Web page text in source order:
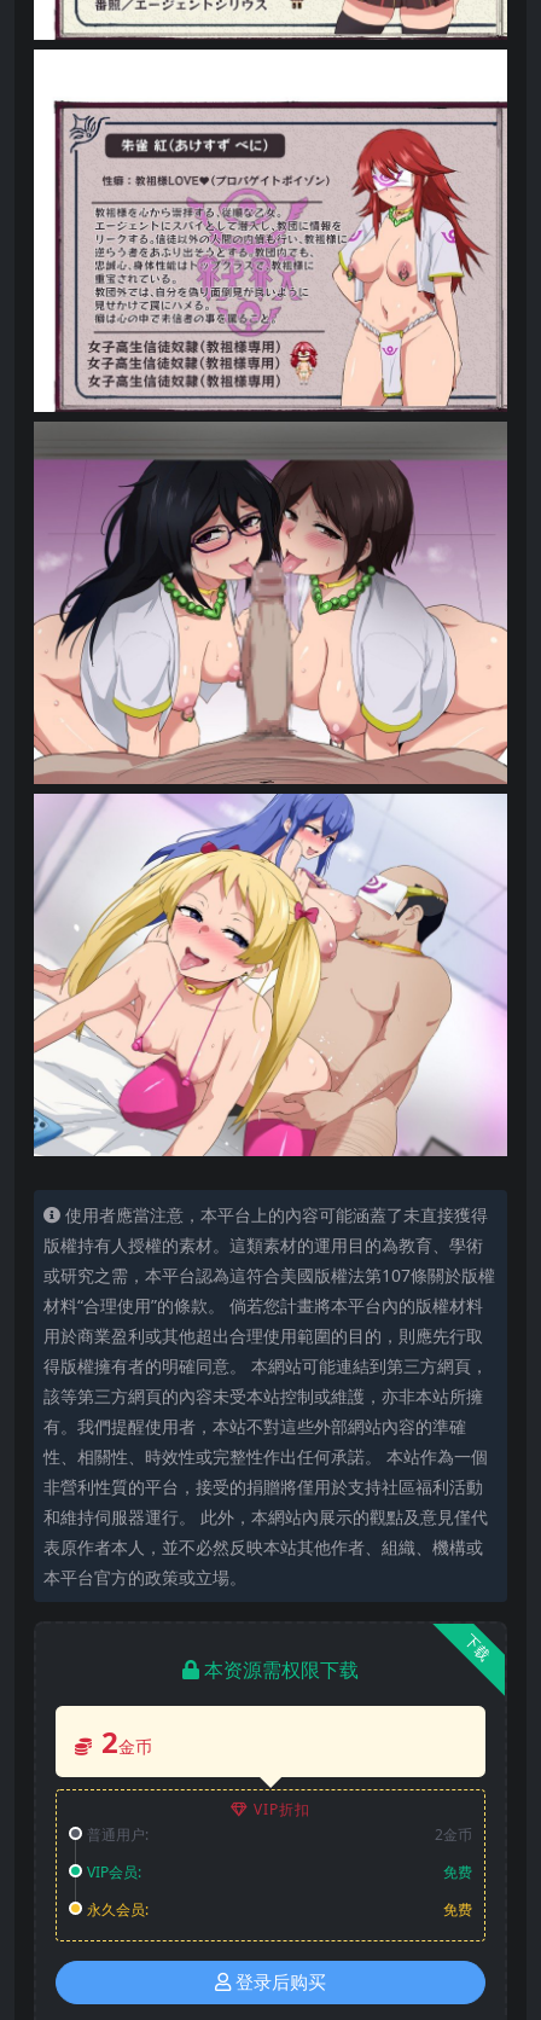
使用者應當注意，本平台上的內容可能涵蓋了未直接獲得
版權持有人授權的素材。這類素材的運用目的為教育、學術
或研究之需，本平台認為這符合美國版權法第107條關於版權
材料“合理使用”的條款。 倘若您計畫將本平台內的版權材料
用於商業盈利或其他超出合理使用範圍的目的，則應先行取
得版權擁有者的明確同意。 本網站可能連結到第三方網頁，
該等第三方網頁的內容未受本站控制或維護，亦非本站所擁
有。我們提醒使用者，本站不對這些外部網站內容的準確
性、相關性、時效性或完整性作出任何承諾。 本站作為一個
非營利性質的平台，接受的捐贈將僅用於支持社區福利活動
和維持伺服器運行。 此外，本網站內展示的觀點及意見僅代
表原作者本人，並不必然反映本站其他作者、組織、機構或
本平台官方的政策或立場。
下载
本资源需权限下载
2金币
VIP折扣
普通用户:
2金币
VIP会员:
免费
永久会员:
免费
登录后购买